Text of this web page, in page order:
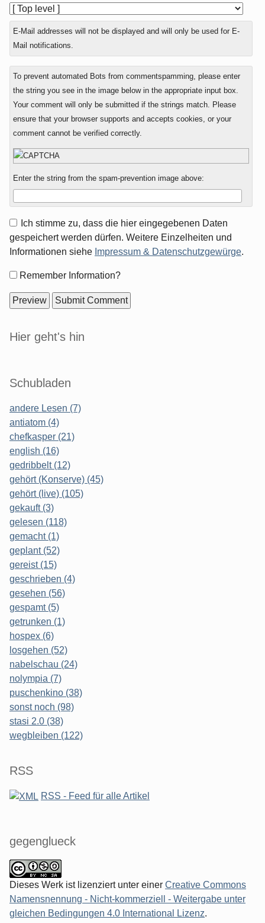
E-Mail addresses will not be displayed and will only be used for E-
Mail notifications.
To prevent automated Bots from commentspamming, please enter
the string you see in the image below in the appropriate input box.
Your comment will only be submitted if the strings match. Please
ensure that your browser supports and accepts cookies, or your
comment cannot be verified correctly.
Enter the string from the spam-prevention image above:
Ich stimme zu, dass die hier eingegebenen Daten
gespeichert werden dürfen. Weitere Einzelheiten und
Informationen siehe Impressum & Datenschutzgewürge.
FormRemember Information?
Sidebar
Hier geht's hin
Schubladen
andere Lesen (7)
antiatom (4)
chefkasper (21)
english (16)
gedribbelt (12)
gehört (Konserve) (45)
gehört (live) (105)
gekauft (3)
gelesen (118)
gemacht (1)
geplant (52)
gereist (15)
geschrieben (4)
gesehen (56)
gespamt (5)
getrunken (1)
hospex (6)
losgehen (52)
nabelschau (24)
nolympia (7)
puschenkino (38)
sonst noch (98)
stasi 2.0 (38)
wegbleiben (122)
RSS
RSS - Feed für alle Artikel
gegenglueck
Dieses Werk ist lizenziert unter einer Creative Commons
Namensnennung - Nicht-kommerziell - Weitergabe unter
gleichen Bedingungen 4.0 International Lizenz.